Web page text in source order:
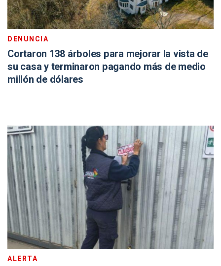
DENUNCIA
Cortaron 138 árboles para mejorar la vista de
su casa y terminaron pagando más de medio
millón de dólares
ALERTA